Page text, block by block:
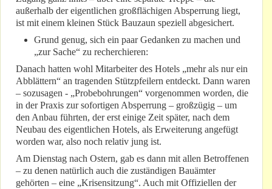
außerhalb der eigentlichen großflächigen Absperrung liegt,
ist mit einem kleinen Stück Bauzaun speziell abgesichert.
Grund genug, sich ein paar Gedanken zu machen und
„zur Sache“ zu recherchieren:
Danach hatten wohl Mitarbeiter des Hotels „mehr als nur ein
Abblättern“ an tragenden Stützpfeilern entdeckt. Dann waren
– sozusagen - „Probebohrungen“ vorgenommen worden, die
in der Praxis zur sofortigen Absperrung – großzügig – um
den Anbau führten, der erst einige Zeit später, nach dem
Neubau des eigentlichen Hotels, als Erweiterung angefügt
worden war, also noch relativ jung ist.
Am Dienstag nach Ostern, gab es dann mit allen Betroffenen
– zu denen natürlich auch die zuständigen Bauämter
gehörten – eine „Krisensitzung“. Auch mit Offiziellen der